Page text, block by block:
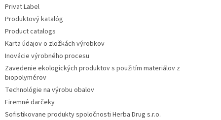
Privat Label
Produktový katalóg
Product catalogs
Karta údajov o zložkách výrobkov
Inovácie výrobného procesu
Zavedenie ekologických produktov s použitím materiálov z
biopolymérov
Technológie na výrobu obalov
Firemné darčeky
Sofistikovane produkty spoločnosti Herba Drug s.r.o.